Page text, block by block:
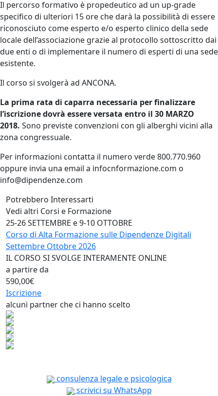
Il percorso formativo è propedeutico ad un up-grade
specifico di ulteriori 15 ore che darà la possibilità di essere
riconosciuto come esperto e/o esperto clinico della sede
locale dell’associazione grazie al protocollo sottoscritto dai
due enti o di implementare il numero di esperti di una sede
esistente.
Il corso si svolgerà ad ANCONA.
La prima rata di caparra necessaria per finalizzare
l’iscrizione dovrà essere versata entro il 30 MARZO
2018. Sono previste convenzioni con gli alberghi vicini alla
zona congressuale.
Per informazioni contatta il numero verde 800.770.960
oppure invia una email a infocnformazione.com o
info@dipendenze.com
Potrebbero Interessarti
Vedi altri Corsi e Formazione
25-26 SETTEMBRE e 9-10 OTTOBRE
Corso di Alta Formazione sulle Dipendenze Digitali
Settembre Ottobre 2026
IL CORSO SI SVOLGE INTERAMENTE ONLINE
a partire da
590,00€
Iscrizione
alcuni partner che ci hanno scelto
consulenza legale e psicologica
scrivici su WhatsApp